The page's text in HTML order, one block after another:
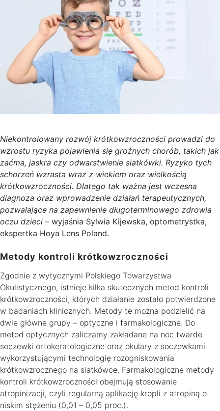
Niekontrolowany rozwój krótkowzroczności prowadzi do
wzrostu ryzyka pojawienia się groźnych chorób, takich jak
zaćma, jaskra czy odwarstwienie siatkówki. Ryzyko tych
schorzeń wzrasta wraz z wiekiem oraz wielkością
krótkowzroczności. Dlatego tak ważna jest wczesna
diagnoza oraz wprowadzenie działań terapeutycznych,
pozwalające na zapewnienie długoterminowego zdrowia
oczu dzieci – wyjaśnia Sylwia Kijewska, optometrystka,
ekspertka Hoya Lens Poland.
Metody kontroli krótkowzroczności
Zgodnie z wytycznymi Polskiego Towarzystwa
Okulistycznego, istnieje kilka skutecznych metod kontroli
krótkowzroczności, których działanie zostało potwierdzone
w badaniach klinicznych. Metody te można podzielić na
dwie główne grupy – optyczne i farmakologiczne. Do
metod optycznych zaliczamy zakładane na noc twarde
soczewki ortokeratologiczne oraz okulary z soczewkami
wykorzystującymi technologię rozogniskowania
krótkowzrocznego na siatkówce. Farmakologiczne metody
kontroli krótkowzroczności obejmują stosowanie
atropinizacji, czyli regularną aplikację kropli z atropiną o
niskim stężeniu (0,01 – 0,05 proc.).